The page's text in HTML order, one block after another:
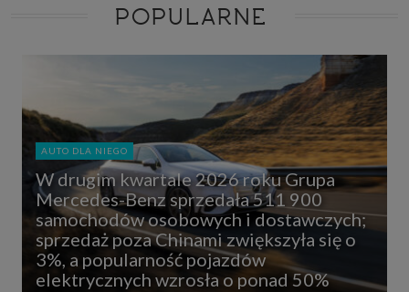
POPULARNE
AUTO DLA NIEGO
W drugim kwartale 2026 roku Grupa
Mercedes-Benz sprzedała 511 900
samochodów osobowych i dostawczych;
sprzedaż poza Chinami zwiększyła się o
3%, a popularność pojazdów
elektrycznych wzrosła o ponad 50%